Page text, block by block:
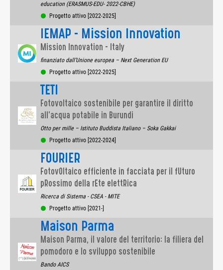
education (ERASMUS-EDU- 2022-CBHE)
Progetto attivo [2022-2025]
IEMAP - Mission Innovation
Mission Innovation - Italy
finanziato dall’Unione europea – Next Generation EU
Progetto attivo [2022-2025]
TETI
Fotovoltaico sostenibile per garantire il diritto
all’acqua potabile in Burundi
Otto per mille – Istituto Buddista Italiano – Soka Gakkai
Progetto attivo [2022-2024]
FOURIER
FotovOltaico efficiente in facciata per il fUturo
pRossimo della rEte elettRica
Ricerca di Sistema - CSEA - MITE
Progetto attivo [2021-]
Maison Parma
Maison Parma, il valore del territorio: la filiera del
pomodoro e lo sviluppo sostenibile
Bando AICS